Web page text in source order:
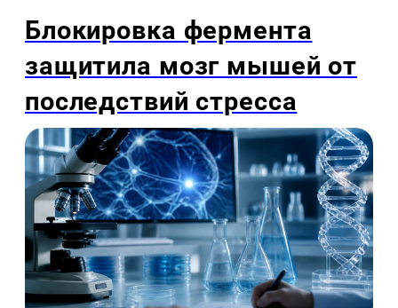
Блокировка фермента
защитила мозг мышей от
последствий стресса